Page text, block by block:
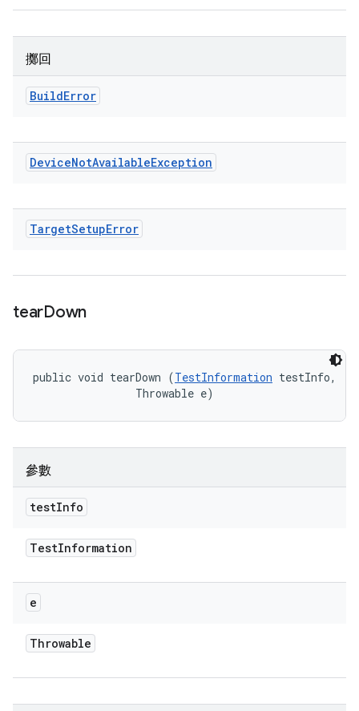
擲回
BuildError
DeviceNotAvailableException
TargetSetupError
tearDown
public void tearDown (TestInformation testInfo,
                Throwable e)
參數
testInfo
TestInformation
e
Throwable